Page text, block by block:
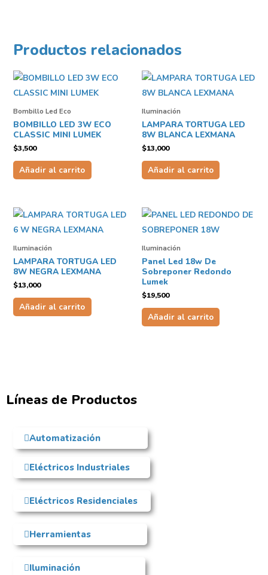
Productos relacionados
Bombillo Led Eco
BOMBILLO LED 3W ECO
CLASSIC MINI LUMEK
$3,500
Añadir al carrito
Iluminación
LAMPARA TORTUGA LED
8W BLANCA LEXMANA
$13,000
Añadir al carrito
Iluminación
LAMPARA TORTUGA LED
8W NEGRA LEXMANA
$13,000
Añadir al carrito
Iluminación
Panel Led 18w De
Sobreponer Redondo
Lumek
$19,500
Añadir al carrito
Líneas de Productos
Automatización
Eléctricos Industriales
Eléctricos Residenciales
Herramientas
Iluminación